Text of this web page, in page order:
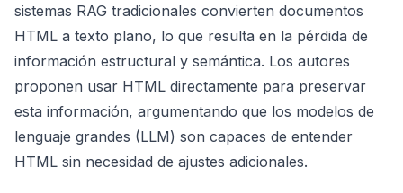
sistemas RAG tradicionales convierten documentos
HTML a texto plano, lo que resulta en la pérdida de
información estructural y semántica. Los autores
proponen usar HTML directamente para preservar
esta información, argumentando que los modelos de
lenguaje grandes (LLM) son capaces de entender
HTML sin necesidad de ajustes adicionales.